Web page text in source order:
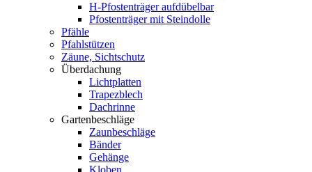
H-Pfostenträger aufdübelbar
Pfostenträger mit Steindolle
Pfähle
Pfahlstützen
Zäune, Sichtschutz
Überdachung
Lichtplatten
Trapezblech
Dachrinne
Gartenbeschläge
Zaunbeschläge
Bänder
Gehänge
Kloben